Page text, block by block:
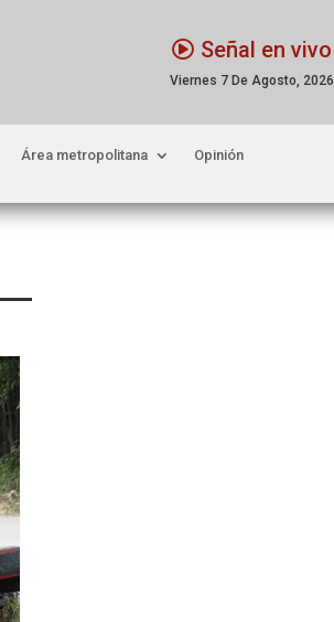
Señal en vivo
Viernes 7 De Agosto, 2026
Área metropolitana Opinión